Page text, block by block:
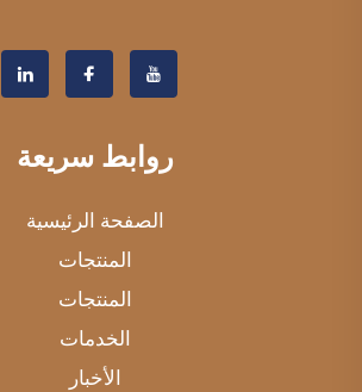
روابط سريعة
الصفحة الرئيسية
المنتجات
المنتجات
الخدمات
الأخبار